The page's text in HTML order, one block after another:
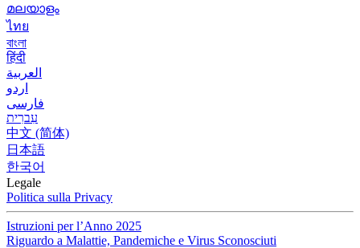
മലയാളം
ไทย
বাংলা
हिंदी
العربية
اردو
فارسی
עִברִית
中文 (简体)
日本語
한국어
Legale
Politica sulla Privacy
Istruzioni per l’Anno 2025
Riguardo a Malattie, Pandemiche e Virus Sconosciuti